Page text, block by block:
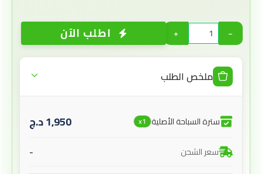
−
+ اطلب الآن
ملخص الطلب
سترة السباحة الأصلية x1
1,950د.ج
سعر الشحن -